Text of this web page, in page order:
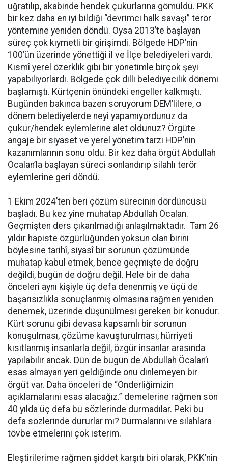
uğratılıp, akabinde hendek çukurlarına gömüldü. PKK
bir kez daha en iyi bildiği “devrimci halk savaşı” terör
yöntemine yeniden döndü. Oysa 2013’te başlayan
süreç çok kıymetli bir girişimdi. Bölgede HDP’nin
100’ün üzerinde yönettiği il ve İlçe belediyeleri vardı.
Kısmî yerel özerklik gibi bir yönetimle birçok şeyi
yapabiliyorlardı. Bölgede çok dilli belediyecilik dönemi
başlamıştı. Kürtçenin önündeki engeller kalkmıştı.
Bugünden bakınca bazen soruyorum DEM’lilere, o
dönem belediyelerde neyi yapamıyordunuz da
çukur/hendek eylemlerine alet oldunuz? Örgüte
angaje bir siyaset ve yerel yönetim tarzı HDP’nin
kazanımlarının sonu oldu. Bir kez daha örgüt Abdullah
Öcalan’la başlayan süreci sonlandırıp silahlı terör
eylemlerine geri döndü.
1 Ekim 2024’ten beri çözüm sürecinin dördüncüsü
başladı. Bu kez yine muhatap Abdullah Öcalan.
Geçmişten ders çıkarılmadığı anlaşılmaktadır. Tam 26
yıldır hapiste özgürlüğünden yoksun olan birini
böylesine tarihî, siyasî bir sorunun çözümünde
muhatap kabul etmek, bence geçmişte de doğru
değildi, bugün de doğru değil. Hele bir de daha
önceleri aynı kişiyle üç defa denenmiş ve üçü de
başarısızlıkla sonuçlanmış olmasına rağmen yeniden
denemek, üzerinde düşünülmesi gereken bir konudur.
Kürt sorunu gibi devasa kapsamlı bir sorunun
konuşulması, çözüme kavuşturulması, hürriyeti
kısıtlanmış insanlarla değil, özgür insanlar arasında
yapılabilir ancak. Dün de bugün de Abdullah Öcalan’ı
esas almayan yeri geldiğinde onu dinlemeyen bir
örgüt var. Daha önceleri de “Önderliğimizin
açıklamalarını esas alacağız.” demelerine rağmen son
40 yılda üç defa bu sözlerinde durmadılar. Peki bu
defa sözlerinde dururlar mı? Durmalarını ve silahlara
tövbe etmelerini çok isterim.
Eleştirilerime rağmen şiddet karşıtı biri olarak, PKK’nin